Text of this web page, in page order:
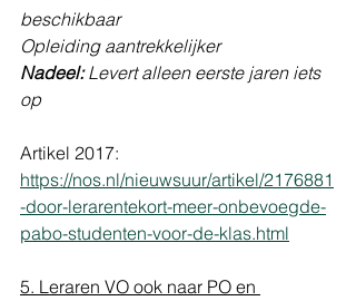
beschikbaar
Opleiding aantrekkelijker
Nadeel: Levert alleen eerste jaren iets
op
Artikel 2017:
https://nos.nl/nieuwsuur/artikel/2176881
-door-lerarentekort-meer-onbevoegde-
pabo-studenten-voor-de-klas.html
5. Leraren VO ook naar PO en